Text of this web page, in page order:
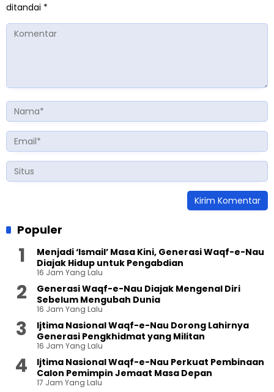
ditandai *
Populer
Menjadi ‘Ismail’ Masa Kini, Generasi Waqf-e-Nau
Diajak Hidup untuk Pengabdian
16 Jam Yang Lalu
Generasi Waqf-e-Nau Diajak Mengenal Diri
Sebelum Mengubah Dunia
16 Jam Yang Lalu
Ijtima Nasional Waqf-e-Nau Dorong Lahirnya
Generasi Pengkhidmat yang Militan
16 Jam Yang Lalu
Ijtima Nasional Waqf-e-Nau Perkuat Pembinaan
Calon Pemimpin Jemaat Masa Depan
17 Jam Yang Lalu